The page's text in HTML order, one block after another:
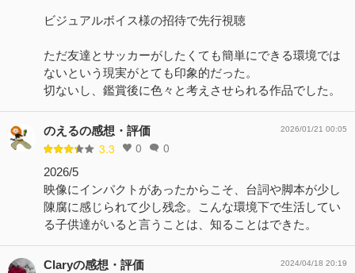
ビジュアルボイス様の招待で先行視聴
ただ友達とサッカーがしたくても簡単にできる環境では
ないという現実がとても印象的だった。
切ないし、鑑賞後に色々と考えさせられる作品でした。
のえるの感想・評価
3.3 0 0
2026/01/21 00:05
2026/5
映像にインパクトがあったからこそ、台詞や脚本が少し
陳腐に感じられて少し残念。こんな環境下で生活してい
る子供達がいると言うことは、知ることはできた。
Claryの感想・評価 2024/04/18 20:19